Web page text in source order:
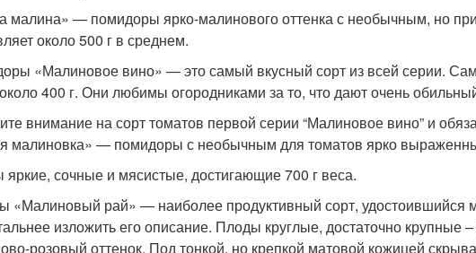
малина» — помидоры ярко-малинового оттенка с необычным, но
около 500 г в среднем.
«Малиновое вино» — это самый вкусный сорт из всей серии.
400 г. Они любимы огородниками за то, что дают очень
внимание на сорт томатов первой серии “Малиновое вино” и
малиновка» — помидоры с необычным для томатов ярко
сочные и мясистые, достигающие 700 г веса.
«Малиновый рай» — наиболее продуктивный сорт, удостоившийся
изложить его описание. Плоды круглые, достаточно
розовый оттенок. Под тонкой, но крепкой матовой кожицей